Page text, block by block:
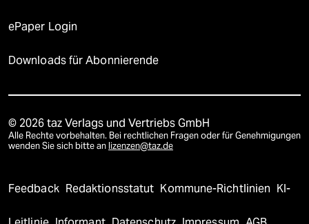
ePaper Login
Downloads für Abonnierende
© 2026 taz Verlags und Vertriebs GmbH
Alle Rechte vorbehalten. Bei rechtlichen Fragen oder für Genehmigungen
wenden Sie sich bitte an lizenzen@taz.de
Feedback Redaktionsstatut Kommune-Richtlinien KI-